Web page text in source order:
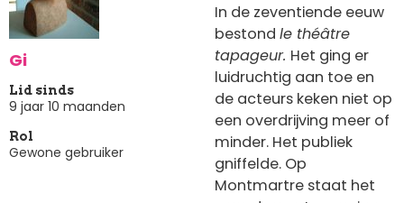
Gi
Lid sinds
9 jaar 10 maanden
Rol
Gewone gebruiker
In de zeventiende eeuw
bestond le théâtre
tapageur. Het ging er
luidruchtig aan toe en
de acteurs keken niet op
een overdrijving meer of
minder. Het publiek
gniffelde. Op
Montmartre staat het